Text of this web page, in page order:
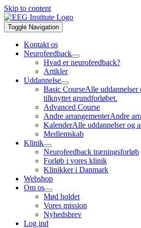
Skip to content
Toggle Navigation
Kontakt os
Neurofeedback
Hvad er neurofeedback?
Artikler
Uddannelse
Basic CourseAlle uddannelser
tilknyttet grundforløbet.
Advanced Course
Andre arrangementerAndre
KalenderAlle uddannelser og
Medlemskab
Klinik
Neurofeedback træningsforløb
Forløb i vores klinik
Klinikker i Danmark
Webshop
Om os
Mød holdet
Vores mission
Nyhedsbrev
Log ind